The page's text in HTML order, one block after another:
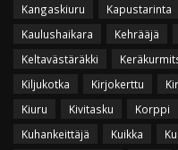
Kangaskiuru
Kapustarinta
Kaulushaikara
Kehrääjä
Keltavästäräkki
Kiljukotka
Kirjokerttu
Kiuru
Kivitasku Korppi
Kuhankeittäjä
Kuikka